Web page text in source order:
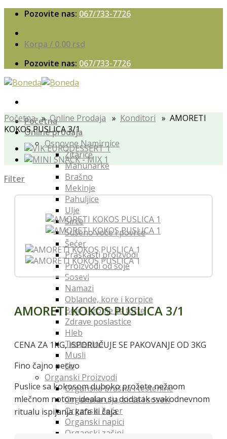
Skip
content
Pozovite nas: 067/733-7726
Korpa / 0.00 rsd
Pozovite nas: 067/733-7726
Početna
Online prodaja
Osnovne Namirnice
Žitarice
Mahunarke
Brašno
Mekinje
Pahuljice
Ulje
Sirće
Sušeno voće i povrće
Šećer
Praškasti proizvodi
Proizvodi od soje
Sosevi
Namazi
Oblande, kore i korpice
Boje i arome za torte
Zdrave poslastice
Hleb
Testenine
Musli
So
Organski Proizvodi
Organska brašna i testenine
Organska ulja, sirća i sosevi
Organski šećer
Organski napici
Organski začini
Početna»Online Prodaja » Konditori » AMORETI
KOKOS PUSLICA 3/1
Filter
AMORETI KOKOS PUSLICA 3/1
CENA ZA 1KG, ISPORUČUJE SE PAKOVANJE OD 3KG
Fino čajno pecivo
Puslice sa kokosom duboko prožete nežnom
mlečnom notom idealan su dodatak svakodnevnom
ritualu ispijanja kafe ili čaja.